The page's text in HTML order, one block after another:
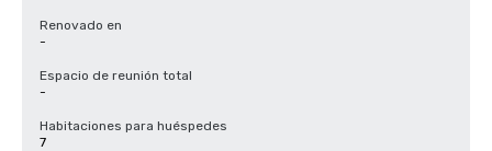
Renovado en
-
Espacio de reunión total
-
Habitaciones para huéspedes
7